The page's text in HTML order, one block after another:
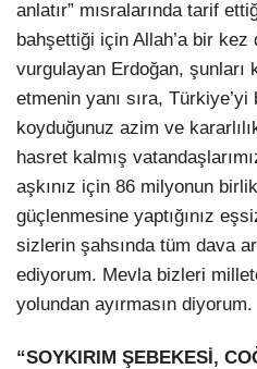
anlatır” mısralarında tarif
bahşettiği için Allah’a bir kez
vurgulayan Erdoğan, şunları
etmenin yanı sıra,
koyduğunuz azim ve
hasret kalmış
aşkınız için 86 milyonun
güçlenmesine yaptığınız
sizlerin şahsında tüm dava
ediyorum. Mevla bizleri
yolundan ayırmasın diyorum.
“SOYKIRIM ŞEBEKESİ,